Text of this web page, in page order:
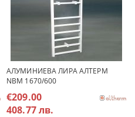
АЛУМИНИЕВА ЛИРА AЛТЕРМ
NBM 1670/600
€209.00
408.77 лв.